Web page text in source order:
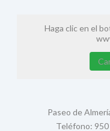
Haga clic en el
Paseo de
Teléfono: 950